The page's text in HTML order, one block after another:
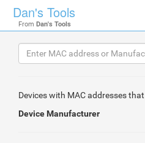
Dan's Tools
From Dan's Tools
Devices with MAC addresses
Device Manufacturer